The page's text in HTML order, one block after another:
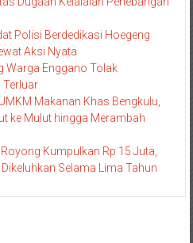
Polisi Berdedikasi Hoegeng
Aksi Nyata
Warga Enggano Tolak
Terluar
Makanan Khas Bengkulu,
ke Mulut hingga Merambah
Kumpulkan Rp 15 Juta,
Selama Lima Tahun